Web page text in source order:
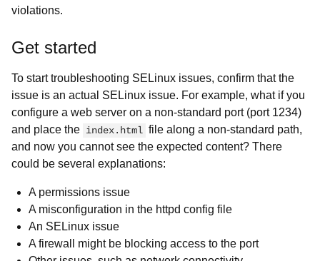
violations.
Get started
To start troubleshooting SELinux issues, confirm that the
issue is an actual SELinux issue. For example, what if you
configure a web server on a non-standard port (port 1234)
and place the index.html file along a non-standard path,
and now you cannot see the expected content? There
could be several explanations:
A permissions issue
A misconfiguration in the httpd config file
An SELinux issue
A firewall might be blocking access to the port